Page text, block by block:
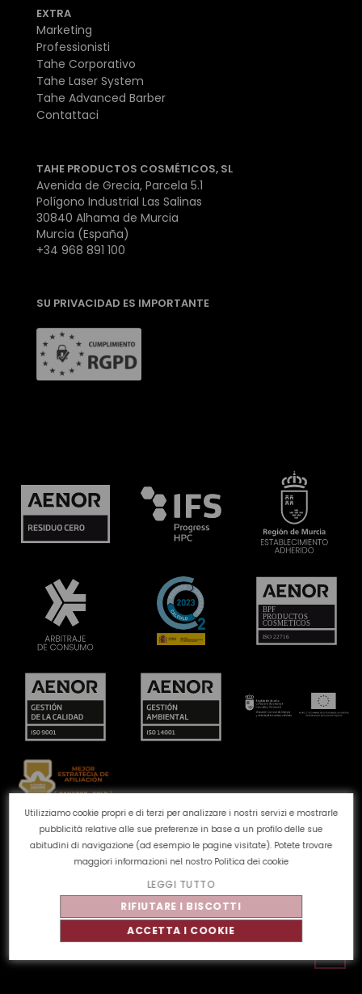
Utilizziamo cookie propri e di terzi per analizzare i nostri servizi e mostrarle
pubblicità relative alle sue preferenze in base a un profilo delle sue
abitudini di navigazione (ad esempio le pagine visitate). Potete trovare
maggiori informazioni nel nostro Politica dei cookie
LEGGI TUTTO
RIFIUTARE I BISCOTTI
ACCETTA I COOKIE
EXTRA
Marketing
Professionisti
Tahe Corporativo
Tahe Laser System
Tahe Advanced Barber
Contattaci
TAHE PRODUCTOS COSMÉTICOS, SL
Avenida de Grecia, Parcela 5.1
Polígono Industrial Las Salinas
30840 Alhama de Murcia
Murcia (España)
+34 968 891 100
SU PRIVACIDAD ES IMPORTANTE
Canale reclami Politica dei cookie
Politica sulla
privacy
Avviso legale Qualità e ambiente
2026 - Tutti i diritti riservati